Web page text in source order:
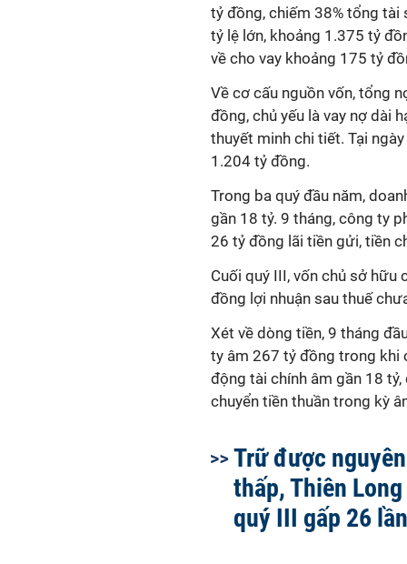
tỷ đồng, chiếm 38% tổng tài
tỷ lệ lớn, khoảng 1.375 tỷ
về cho vay khoảng 175 tỷ
Về cơ cấu nguồn vốn, tổng
đồng, chủ yếu là vay nợ dài
thuyết minh chi tiết. Tại
1.204 tỷ đồng.
Trong ba quý đầu năm,
gần 18 tỷ. 9 tháng, công ty
26 tỷ đồng lãi tiền gửi, tiền
Cuối quý III, vốn chủ sở hữu
đồng lợi nhuận sau thuế
Xét về dòng tiền, 9 tháng
ty âm 267 tỷ đồng trong khi
động tài chính âm gần 18
chuyển tiền thuần trong kỳ
Trữ được
thấp, Thiên
quý III gấp 26